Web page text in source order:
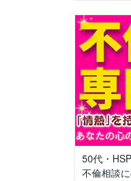
50代・
不倫相談